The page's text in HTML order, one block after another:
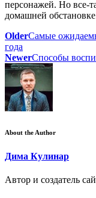
персонажей. Но все-
домашней
OlderСамые
года
NewerСпособы
About the Author
Дима Кулинар
Автор и создатель